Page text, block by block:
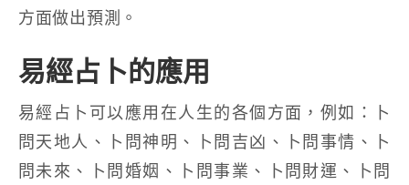
方面做出預測。
易經占卜的應用
易經占卜可以應用在人生的各個方面，例如：卜
問天地人、卜問神明、卜問吉凶、卜問事情、卜
問未來、卜問婚姻、卜問事業、卜問財運、卜問